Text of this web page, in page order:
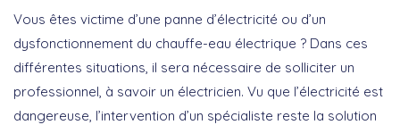
Vous êtes victime d’une panne d’électricité ou d’un
dysfonctionnement du chauffe-eau électrique ? Dans ces
différentes situations, il sera nécessaire de solliciter un
professionnel, à savoir un électricien. Vu que l’électricité est
dangereuse, l’intervention d’un spécialiste reste la solution